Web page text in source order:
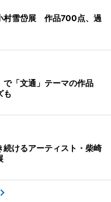
村雪岱展 作品700点、過
「文通」テーマの作品
も
けるアーティスト・柴崎